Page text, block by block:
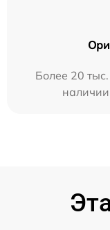
Более 20